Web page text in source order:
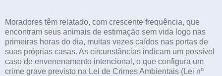
Moradores têm relatado, com crescente frequência, que
encontram seus animais de estimação sem vida logo nas
primeiras horas do dia, muitas vezes caídos nas portas de
suas próprias casas. As circunstâncias indicam um possível
caso de envenenamento intencional, o que configura um
crime grave previsto na Lei de Crimes Ambientais (Lei nº